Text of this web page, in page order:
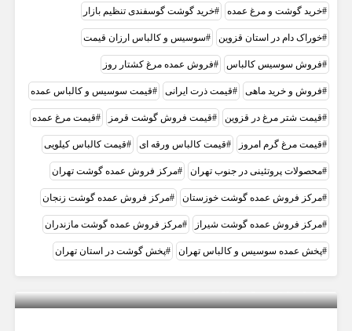
خرید گوشت و مرغ عمده خرید گوشت گوسفندی تنظیم بازار
خوراک دام در استان قزوین سوسیس و کالباس ارزان قیمت
فروش سوسیس کالباس فروش عمده مرغ کشتار روز
فروش و خرید ماهی قیمت ذرت ایرانی قیمت سوسیس و کالباس عمده
قیمت شتر مرغ در قزوین قیمت فروش گوشت قرمز قیمت مرغ عمده
قیمت مرغ گرم امروز قیمت کالباس ورقه ای قیمت کالباس کیلویی
محصولات پروتئینی در جنوب تهران مرکز فروش عمده گوشت تهران
مرکز فروش عمده گوشت خوزستان مرکز فروش عمده گوشت زنجان
مرکز فروش عمده گوشت شیراز مرکز فروش عمده گوشت مازندران
پخش عمده سوسیس و کالباس تهران پخش گوشت در استان تهران